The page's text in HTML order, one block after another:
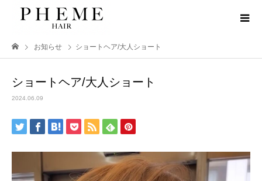
お知らせ ショートヘア/大人ショート
ショートヘア/大人ショート
2024.06.09